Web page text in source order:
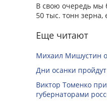
В свою очередь мы
50 тыс. тонн зерна,
Еще читают
Михаил Мишустин
Дни осанки
Виктор Томенко
губернаторами